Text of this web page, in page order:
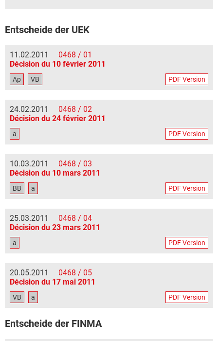
Entscheide der UEK
11.02.2011
0468 / 01
Décision du 10 février 2011
Ap VB PDF Version
24.02.2011
0468 / 02
Décision du 24 février 2011
a PDF Version
10.03.2011
0468 / 03
Décision du 10 mars 2011
BB a PDF Version
25.03.2011
0468 / 04
Décision du 23 mars 2011
a PDF Version
20.05.2011
0468 / 05
Décision du 17 mai 2011
VB a PDF Version
Entscheide der FINMA